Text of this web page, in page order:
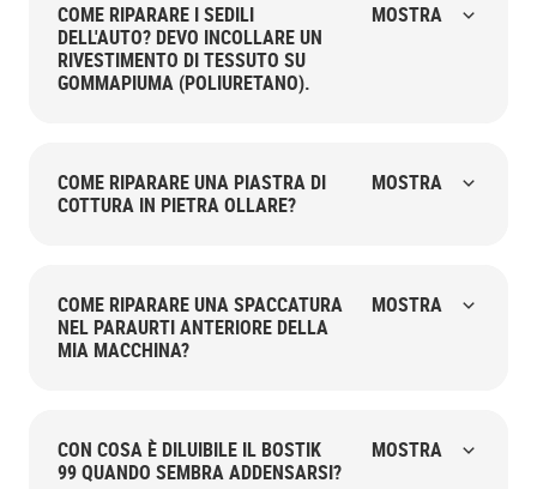
COME RIPARARE I SEDILI
DELL'AUTO? DEVO INCOLLARE UN
RIVESTIMENTO DI TESSUTO SU
GOMMAPIUMA (POLIURETANO).
MOSTRA
COME RIPARARE UNA PIASTRA DI
COTTURA IN PIETRA OLLARE?
MOSTRA
COME RIPARARE UNA SPACCATURA
NEL PARAURTI ANTERIORE DELLA
MIA MACCHINA?
MOSTRA
CON COSA È DILUIBILE IL BOSTIK
99 QUANDO SEMBRA ADDENSARSI?
MOSTRA